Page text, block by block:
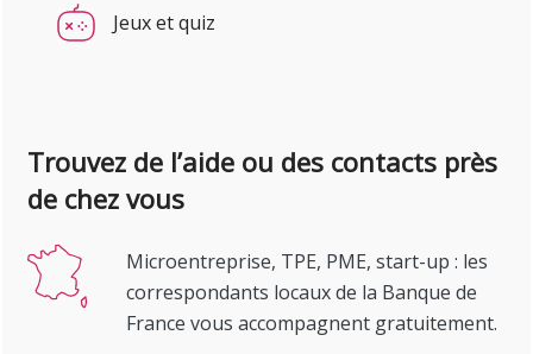
Jeux et quiz
Trouvez de l’aide ou des contacts près
de chez vous
Microentreprise, TPE, PME, start-up : les
correspondants locaux de la Banque de
France vous accompagnent gratuitement.